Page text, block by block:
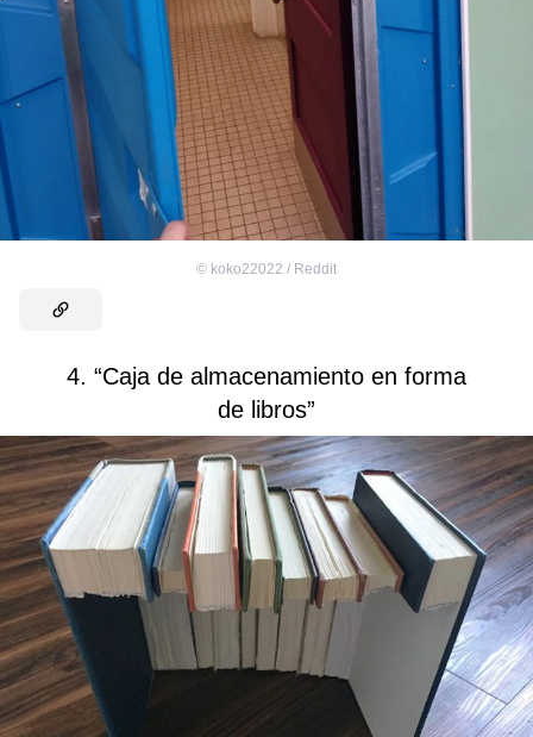
© koko22022 / Reddit
4. “Caja de almacenamiento en forma
de libros”